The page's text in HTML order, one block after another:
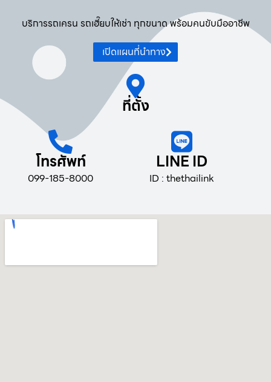
บริการรถเครน รถเฮี๊ยบให้เช่า ทุกขนาด พร้อมคนขับมืออาชีพ
เปิดแผนที่นำทาง
ที่ตั้ง
โทรศัพท์
099-185-8000
LINE ID
ID : thethailink